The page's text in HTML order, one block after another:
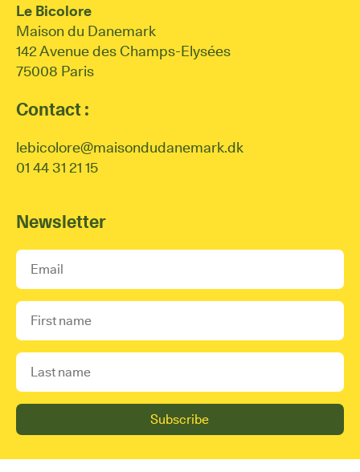
Le Bicolore
Maison du Danemark
142 Avenue des Champs-Elysées
75008 Paris
Contact :
lebicolore@maisondudanemark.dk
01 44 31 21 15
Newsletter